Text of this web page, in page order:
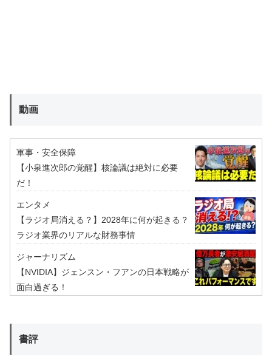
動画
軍事・安全保障
【小泉進次郎の覚醒】核論議は絶対に必要
だ！
エンタメ
【ラジオ局消える？】2028年に何が起きる？
ラジオ業界のリアルな財務事情
ジャーナリズム
【NVIDIA】ジェンスン・フアンの日本戦略が
面白過ぎる！
書評